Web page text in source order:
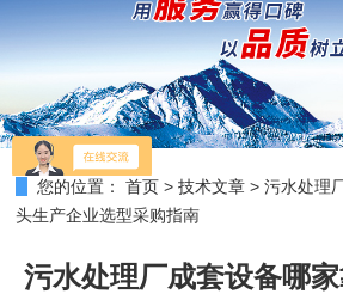
您的位置： 首页 >技术文章 >污水处理
头生产企业选型采购指南
污水处理厂成套设备哪